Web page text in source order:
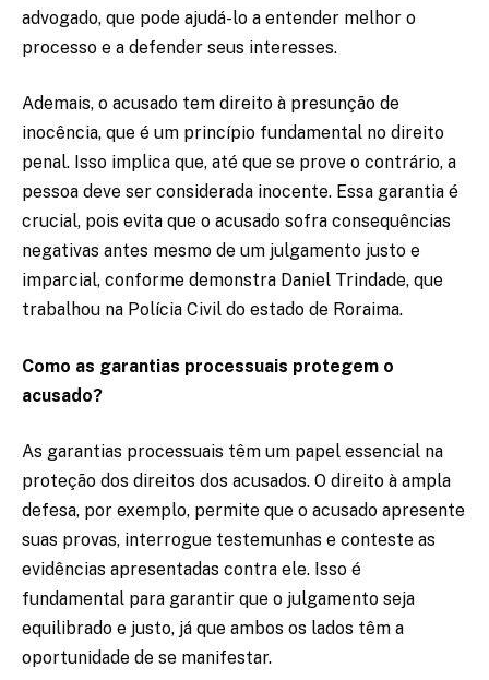
advogado, que pode ajudá-lo a entender melhor o
processo e a defender seus interesses.
Ademais, o acusado tem direito à presunção de
inocência, que é um princípio fundamental no direito
penal. Isso implica que, até que se prove o contrário, a
pessoa deve ser considerada inocente. Essa garantia é
crucial, pois evita que o acusado sofra consequências
negativas antes mesmo de um julgamento justo e
imparcial, conforme demonstra Daniel Trindade, que
trabalhou na Polícia Civil do estado de Roraima.
Como as garantias processuais protegem o
acusado?
As garantias processuais têm um papel essencial na
proteção dos direitos dos acusados. O direito à ampla
defesa, por exemplo, permite que o acusado apresente
suas provas, interrogue testemunhas e conteste as
evidências apresentadas contra ele. Isso é
fundamental para garantir que o julgamento seja
equilibrado e justo, já que ambos os lados têm a
oportunidade de se manifestar.